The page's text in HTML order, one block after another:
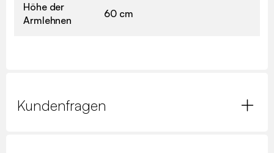
Höhe der
Armlehnen
60 cm
Kundenfragen